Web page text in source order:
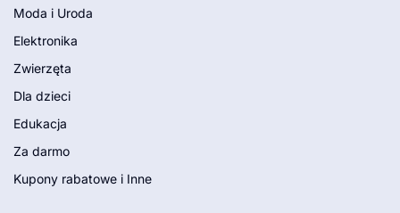
Moda i Uroda
Elektronika
Zwierzęta
Dla dzieci
Edukacja
Za darmo
Kupony rabatowe i Inne